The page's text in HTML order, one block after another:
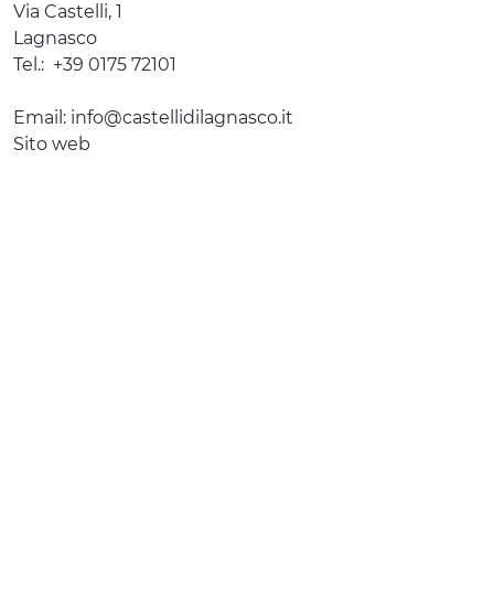
Via Castelli, 1
Lagnasco
Tel.: +39 0175 72101
Email: info@castellidilagnasco.it
Sito web